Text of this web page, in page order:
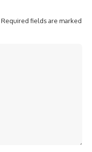
Required fields are marked